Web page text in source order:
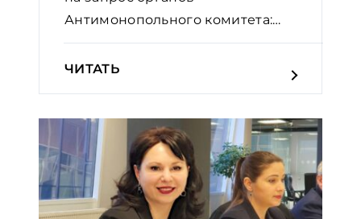
Антимонопольного комитета:
практичес...
ЧИТАТЬ